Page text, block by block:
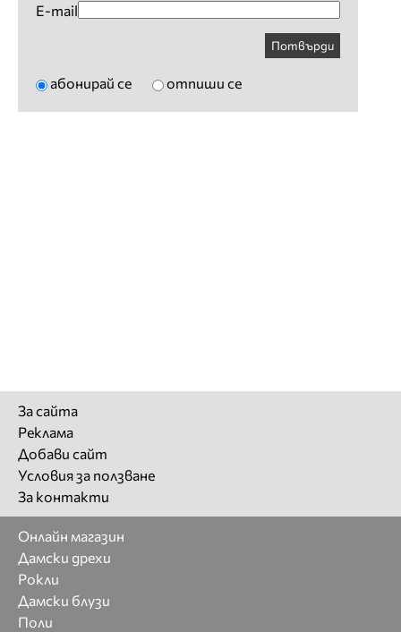
E-mail
Потвърди
абонирай се отпиши се
За сайта
Реклама
Добави сайт
Условия за ползване
За контакти
Онлайн магазин
Дамски дрехи
Рокли
Дамски блузи
Поли